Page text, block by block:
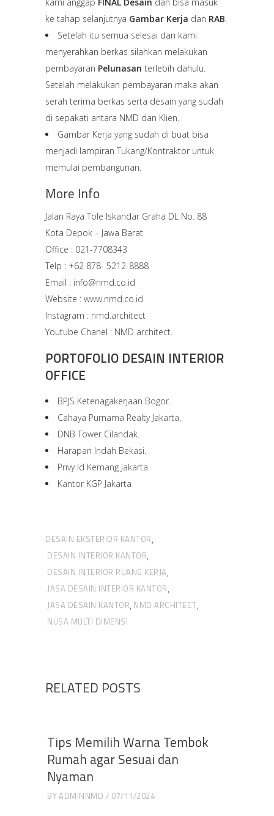
ke tahap selanjutnya Gambar Kerja dan RAB
Setelah itu semua selesai dan kami
menyerahkan berkas silahkan melakukan
pembayaran Pelunasan terlebih dahulu.
Setelah melakukan pembayaran maka akan
serah terima berkas serta desain yang sudah
di sepakati antara NMD dan Klien.
Gambar Kerja yang sudah di buat bisa
menjadi lampiran Tukang/Kontraktor untuk
memulai pembangunan.
More Info
Jalan Raya Tole Iskandar Graha DL No. 88
Kota Depok – Jawa Barat
Office : 021-7708343
Telp : +62 878- 5212-8888
Email : info@nmd.co.id
Website : www.nmd.co.id
Instagram : nmd.architect
Youtube Chanel : NMD architect.
PORTOFOLIO DESAIN INTERIOR
OFFICE
BPJS Ketenagakerjaan Bogor.
Cahaya Purnama Realty Jakarta.
DNB Tower Cilandak.
Harapan Indah Bekasi.
Privy Id Kemang Jakarta.
Kantor KGP Jakarta
DESAIN EKSTERIOR KANTOR,
DESAIN INTERIOR KANTOR,
DESAIN INTERIOR RUANG KERJA,
JASA DESAIN INTERIOR KANTOR,
JASA DESAIN KANTOR, NMD ARCHITECT,
NUSA MULTI DIMENSI
RELATED POSTS
Tips Memilih Warna Tembok
Rumah agar Sesuai dan
Nyaman
BYADMINNMD 07/11/2024